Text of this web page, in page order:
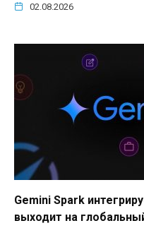
02.08.2026
Gemini Spark
выходит на